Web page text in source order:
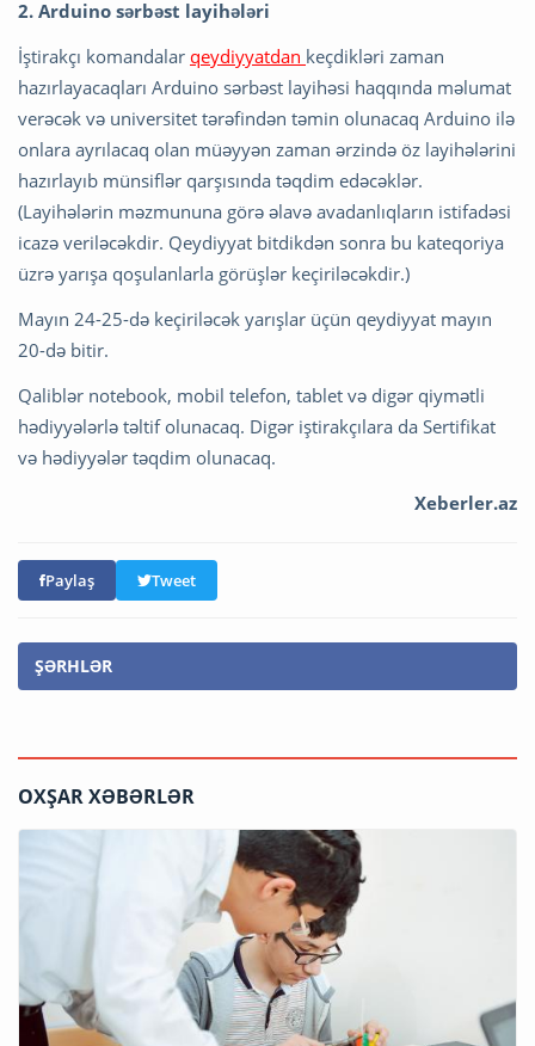
2. Arduino sərbəst layihələri
İştirakçı komandalar qeydiyyatdan keçdikləri zaman
hazırlayacaqları Arduino sərbəst layihəsi haqqında məlumat
verəcək və universitet tərəfindən təmin olunacaq Arduino ilə
onlara ayrılacaq olan müəyyən zaman ərzində öz layihələrini
hazırlayıb münsiflər qarşısında təqdim edəcəklər.
(Layihələrin məzmununa görə əlavə avadanlıqların istifadəsi
icazə veriləcəkdir. Qeydiyyat bitdikdən sonra bu kateqoriya
üzrə yarışa qoşulanlarla görüşlər keçiriləcəkdir.)
Mayın 24-25-də keçiriləcək yarışlar üçün qeydiyyat mayın
20-də bitir.
Qaliblər notebook, mobil telefon, tablet və digər qiymətli
hədiyyələrlə təltif olunacaq. Digər iştirakçılara da Sertifikat
və hədiyyələr təqdim olunacaq.
Xeberler.az
Paylaş Tweet
ŞƏRHLƏR
OXŞAR XƏBƏRLƏR